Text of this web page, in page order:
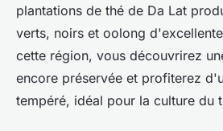
plantations de thé de Da Lat
verts, noirs et oolong
cette région, vous découvrirez
encore préservée et profiterez
tempéré, idéal pour la culture du